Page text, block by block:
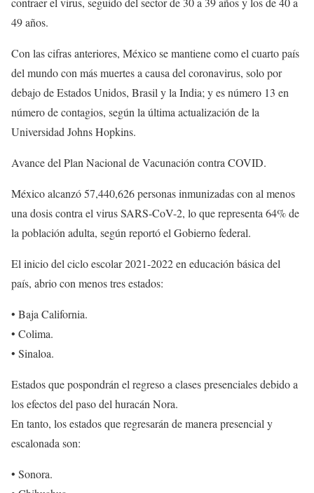
49 años.
Con las cifras anteriores, México se mantiene como el cuarto país
del mundo con más muertes a causa del coronavirus, solo por
debajo de Estados Unidos, Brasil y la India; y es número 13 en
número de contagios, según la última actualización de la
Universidad Johns Hopkins.
Avance del Plan Nacional de Vacunación contra COVID.
México alcanzó 57,440,626 personas inmunizadas con al menos
una dosis contra el virus SARS-CoV-2, lo que representa 64% de
la población adulta, según reportó el Gobierno federal.
El inicio del ciclo escolar 2021-2022 en educación básica del
país, abrio con menos tres estados:
• Baja California.
• Colima.
• Sinaloa.
Estados que pospondrán el regreso a clases presenciales debido a
los efectos del paso del huracán Nora.
En tanto, los estados que regresarán de manera presencial y
escalonada son:
• Sonora.